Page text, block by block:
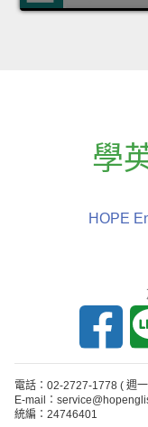
學
HOPE
電話：02-2727-1778 ( 週
E-mail：
統編：24746401